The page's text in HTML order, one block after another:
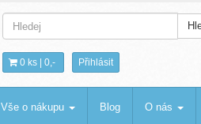
0 ks | 0,- Přihlásit
Vše o nákupu Blog O nás